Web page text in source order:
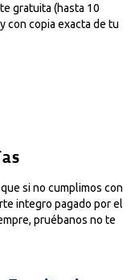
gratuita (hasta 10
con copia exacta de tu
si no cumplimos con
integro pagado por el
pruébanos no te